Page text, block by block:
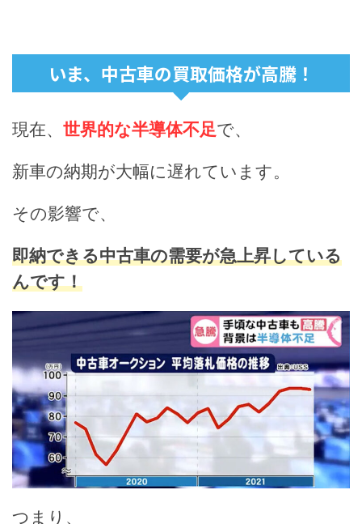
いま、中古車の買取価格が高騰！
現在、 世界的な半導体不足で、
新車の納期が大幅に遅れています。
その影響で、
即納できる中古車の需要が急上昇している
んです！
つまり、